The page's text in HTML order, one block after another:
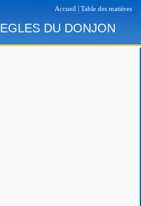
Accueil Table des matières
DU DONJON